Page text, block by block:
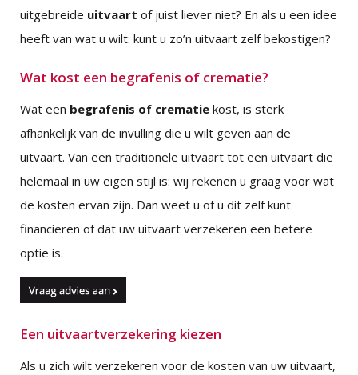
uitgebreide uitvaart of juist liever niet? En als u een idee
heeft van wat u wilt: kunt u zo’n uitvaart zelf bekostigen?
Wat kost een begrafenis of crematie?
Wat een begrafenis of crematie kost, is sterk
afhankelijk van de invulling die u wilt geven aan de
uitvaart. Van een traditionele uitvaart tot een uitvaart die
helemaal in uw eigen stijl is: wij rekenen u graag voor wat
de kosten ervan zijn. Dan weet u of u dit zelf kunt
financieren of dat uw uitvaart verzekeren een betere
optie is.
Een uitvaartverzekering kiezen
Als u zich wilt verzekeren voor de kosten van uw uitvaart,